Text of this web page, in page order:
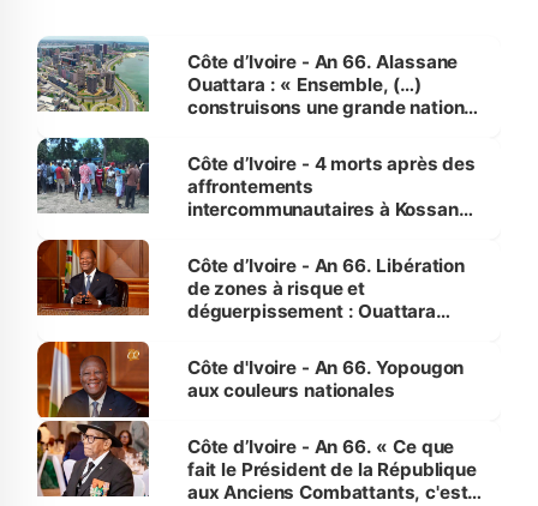
Côte d’Ivoire - An 66. Alassane
Ouattara : « Ensemble, (…)
construisons une grande nation
générations futures »
Côte d’Ivoire - 4 morts après des
affrontements
intercommunautaires à Kossandji
milieu des sinistrés
Côte d’Ivoire - An 66. Libération
de zones à risque et
déguerpissement : Ouattara
l'Etat de droit pour préserver les
vies humaines »
Côte d'Ivoire - An 66. Yopougon
aux couleurs nationales
Côte d’Ivoire - An 66. « Ce que
fait le Président de la République
aux Anciens Combattants, c'est